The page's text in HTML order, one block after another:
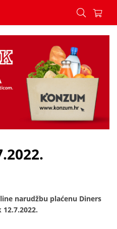
- Vijesti - Konzum
narudžbu plaćenu Diners